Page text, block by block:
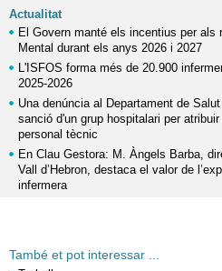
Actualitat
El Govern manté els incentius per als
Mental durant els anys 2026 i 2027
L'ISFOS forma més de 20.900
2025-2026
Una denúncia al Departament de
sanció d'un grup hospitalari per
personal tècnic
En Clau Gestora: M. Àngels Barba,
Vall d’Hebron, destaca el valor de
infermera
També et pot interessar ...